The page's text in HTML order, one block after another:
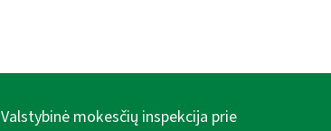
Valstybinė mokesčių inspekcija prie